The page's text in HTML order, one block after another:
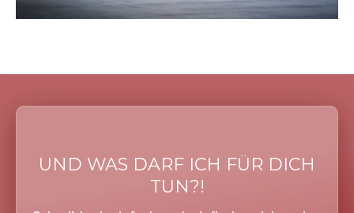
Vengeance Clan
UND WAS DARF ICH FÜR DICH
TUN?!